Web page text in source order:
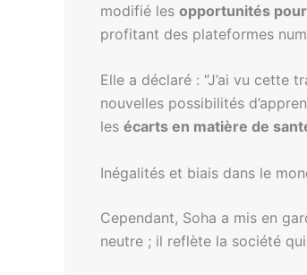
modifié les opportunités
profitant des plateformes
Elle a déclaré : “J’ai vu cette
nouvelles possibilités
les écarts en matière de
Inégalités et biais dans le
Cependant, Soha a mis en
neutre ; il reflète la société